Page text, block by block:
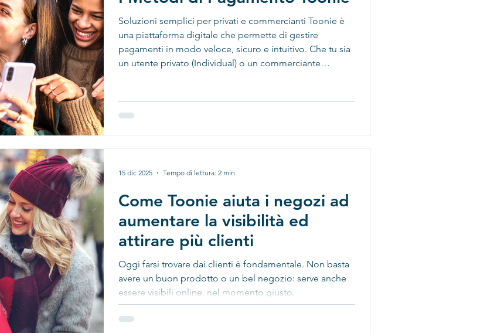
Soluzioni semplici per privati e commercianti Toonie è
una piattaforma digitale che permette di gestire
pagamenti in modo veloce, sicuro e intuitivo. Che tu sia
un utente privato (Individual) o un commerciante
fisici. 👤 Metodi di pagamento per profilo Individual Il
profilo Individual è pensato per chi utilizza Toonie nella
Come Toonie aiuta i negozi ad
aumentare la visibilità ed
attirare più clienti
Oggi farsi trovare dai clienti è fondamentale. Non basta
avere un buon prodotto o un bel negozio: serve anche
essere visibili online, nel momento giusto.
15 dic 2025 Tempo di lettura: 2 min